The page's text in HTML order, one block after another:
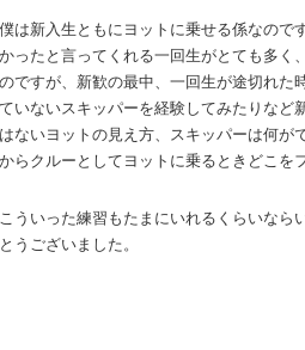
僕は新入生ともにヨットに乗せる係なので
かったと言ってくれる一回生がとても多く
のですが、新歓の最中、一回生が途切れた
ていないスキッパーを経験してみたりなど
はないヨットの見え方、スキッパーは何が
からクルーとしてヨットに乗るときどこを
こういった練習もたまにいれるくらいなら
とうございました。